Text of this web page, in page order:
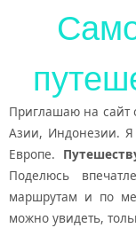
Приглашаю на сайт
Азии, Индонезии.
Европе.
Поделюсь
маршрутам и по
можно увидеть,